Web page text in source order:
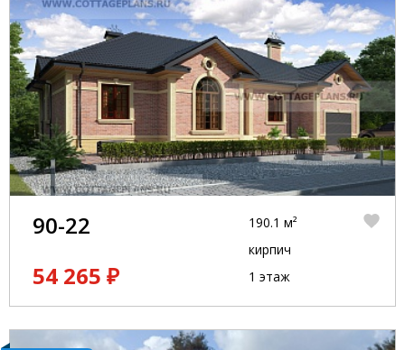
90-22
54 265 ₽
190.1 м²
кирпич
1 этаж